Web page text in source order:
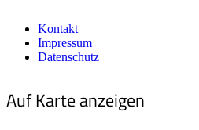
Kontakt
Impressum
Datenschutz
Auf Karte anzeigen